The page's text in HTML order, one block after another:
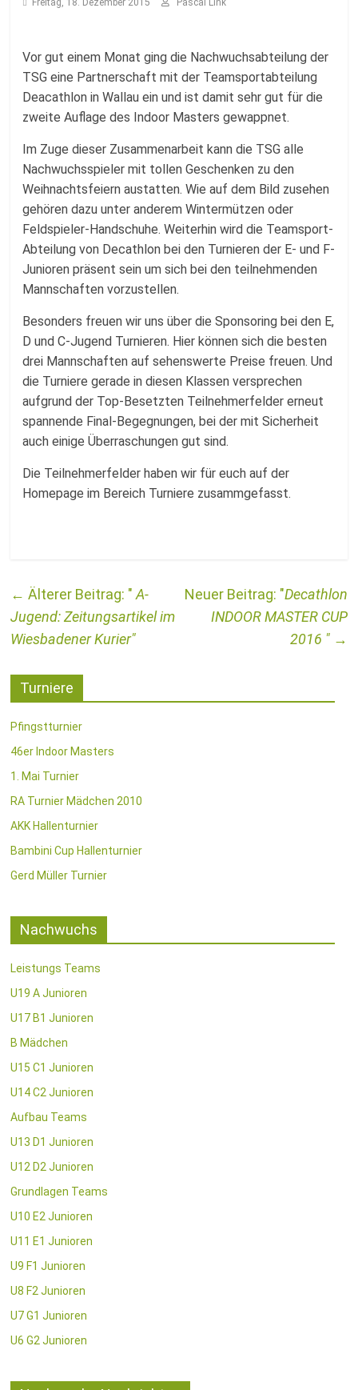
Freitag, 18. Dezember 2015 Pascal Link
Vor gut einem Monat ging die Nachwuchsabteilung der
TSG eine Partnerschaft mit der Teamsportabteilung
Deacathlon in Wallau ein und ist damit sehr gut für die
zweite Auflage des Indoor Masters gewappnet.
Im Zuge dieser Zusammenarbeit kann die TSG alle
Nachwuchsspieler mit tollen Geschenken zu den
Weihnachtsfeiern austatten. Wie auf dem Bild zusehen
gehören dazu unter anderem Wintermützen oder
Feldspieler-Handschuhe. Weiterhin wird die Teamsport-
Abteilung von Decathlon bei den Turnieren der E- und F-
Junioren präsent sein um sich bei den teilnehmenden
Mannschaften vorzustellen.
Besonders freuen wir uns über die Sponsoring bei den E,
D und C-Jugend Turnieren. Hier können sich die besten
drei Mannschaften auf sehenswerte Preise freuen. Und
die Turniere gerade in diesen Klassen versprechen
aufgrund der Top-Besetzten Teilnehmerfelder erneut
spannende Final-Begegnungen, bei der mit Sicherheit
auch einige Überraschungen gut sind.
Die Teilnehmerfelder haben wir für euch auf der
Homepage im Bereich Turniere zusammgefasst.
←
A-
Jugend: Zeitungsartikel im
Wiesbadener Kurier
Decathlon
INDOOR MASTER CUP
2016
→
Turniere
Pfingstturnier
46er Indoor Masters
1. Mai Turnier
RA Turnier Mädchen 2010
AKK Hallenturnier
Bambini Cup Hallenturnier
Gerd Müller Turnier
Nachwuchs
Leistungs Teams
U19 A Junioren
U17 B1 Junioren
B Mädchen
U15 C1 Junioren
U14 C2 Junioren
Aufbau Teams
U13 D1 Junioren
U12 D2 Junioren
Grundlagen Teams
U10 E2 Junioren
U11 E1 Junioren
U9 F1 Junioren
U8 F2 Junioren
U7 G1 Junioren
U6 G2 Junioren